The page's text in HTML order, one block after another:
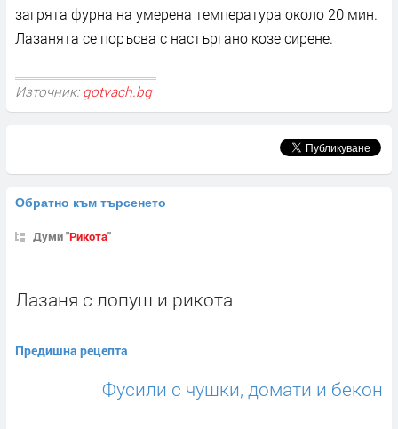
загрята фурна на умерена температура около 20 мин.
Лазанята се поръсва с настъргано козе сирене.
Източник: gotvach.bg
Обратно към търсенето
Думи "Рикота"
Лазаня с лопуш и рикота
Предишна рецепта
Фусили с чушки, домати и бекон